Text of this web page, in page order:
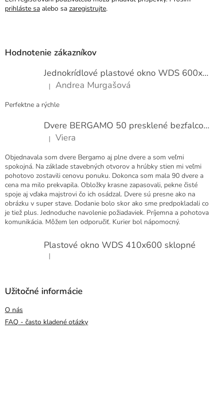
prihláste sa alebo sa zaregistrujte.
Hodnotenie zákazníkov
Jednokrídlové plastové okno WDS 600x1000
Hodnotenie produktu je 5 z 5 hviezdičiek.
| Andrea Murgašová
Perfektne a rýchle
Dvere BERGAMO 50 presklené bezfalcové EXTRA
Hodnotenie produktu je 5 z 5 hviezdičiek.
| Viera
Objednavala som dvere Bergamo aj plne dvere a som veľmi
spokojná. Na základe stavebných otvorov a hrúbky stien mi veľmi
pohotovo zostavili cenovu ponuku. Dokonca som mala 90 dvere a
cena ma milo prekvapila. Obložky krasne zapasovali, pekne čisté
spoje aj vďaka majstrovi čo ich osádzal. Dvere sú presne ako na
obrázku v super stave. Dodanie bolo skor ako sme predpokladali co
je tiež plus. Jednoduche navolenie požiadaviek. Príjemna a pohotova
komunikácia. Môžem len odporučiť. Kurier bol nápomocný.
Plastové okno WDS 410x600 sklopné
Hodnotenie produktu je 5 z 5 hviezdičiek.
|
Užitočné informácie
O nás
FAQ - často kladené otázky